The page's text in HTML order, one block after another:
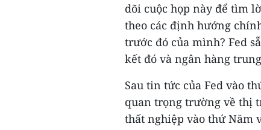
dõi cuộc họp này để tìm
theo các định hướng
trước đó của mình? Fed
kết đó và ngân hàng
Sau tin tức của Fed vào
quan trọng trường về thị
thất nghiệp vào thứ Năm